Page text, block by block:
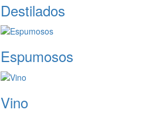
Destilados
Espumosos
Vino